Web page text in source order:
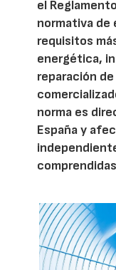
el
normativa de
requisitos
energética,
reparación
norma es
España y